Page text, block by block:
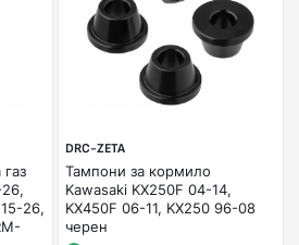
26,
DRC-ZETA
Тампони за кормило
Kawasaki KX250F 04-14,
KX450F 06-11, KX250 96-08
черен